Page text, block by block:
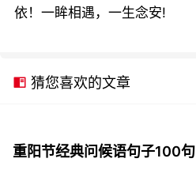
依！一眸相遇，一生念安!
猜您喜欢的文章
重阳节经典问候语句子100句